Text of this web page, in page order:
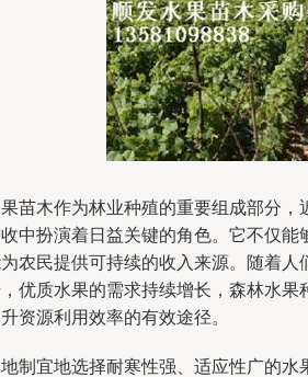
苗木作为林业种殖的重要组成部分，
中扮演着日益关键的角色。它不仅能
农民提供可持续的收入来源。随着人
优质水果的需求持续增长，森林水果
资源利用效率的有效途径。
制宜地选择耐寒性强、适应性广的水